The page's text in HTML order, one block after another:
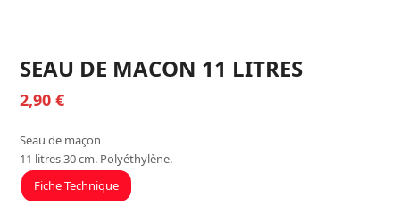
SEAU DE MACON 11 LITRES
2,90€
Seau de maçon
11 litres 30 cm. Polyéthylène.
Fiche Technique